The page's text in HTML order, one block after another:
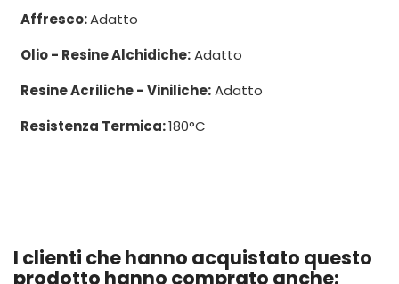
Affresco:Adatto
Olio - Resine Alchidiche:Adatto
Resine Acriliche - Viniliche:Adatto
Resistenza Termica:180°C
I clienti che hanno acquistato questo
prodotto hanno comprato anche: